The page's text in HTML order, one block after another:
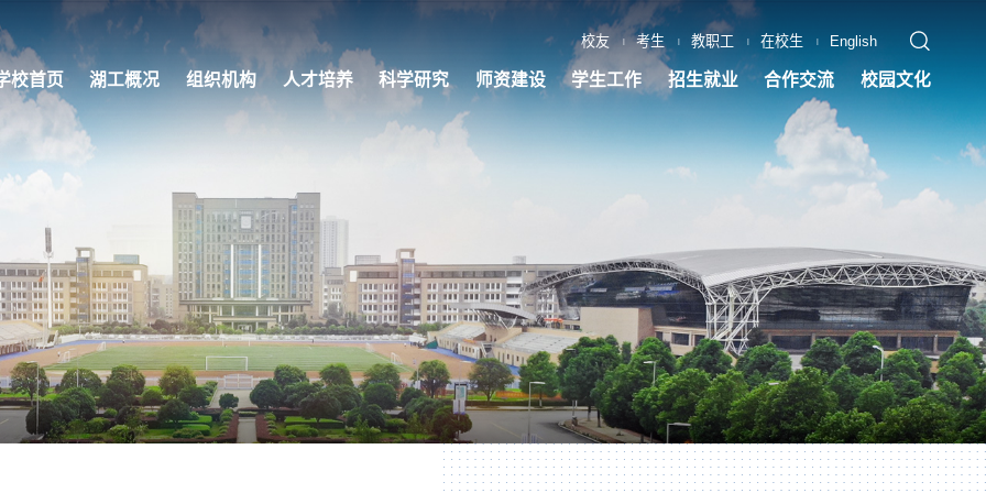
校友 | 考生 | 教职工 | 在校生 | English
校首页 湖工概况 组织机构 人才培养 科学研究 师资建设 学生工作 招生就业 合作交流 校园文化